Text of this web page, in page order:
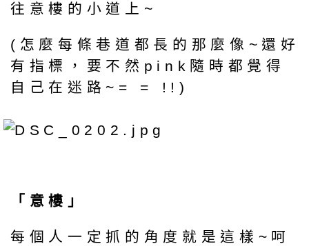
往意樓的小道上~
(怎麼每條巷道都長的那麼像~還好
有指標，要不然pink隨時都覺得
自己在迷路~= = !!)
「意樓」
每個人一定抓的角度就是這樣~呵